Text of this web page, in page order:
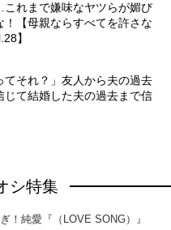
れまで嫌味なヤツらが媚び
！【母親ならすべてを許さな
】
てそれ？」友人から夫の過去
て結婚した夫の過去まで信
シ特集
！純愛『（LOVE SONG）』